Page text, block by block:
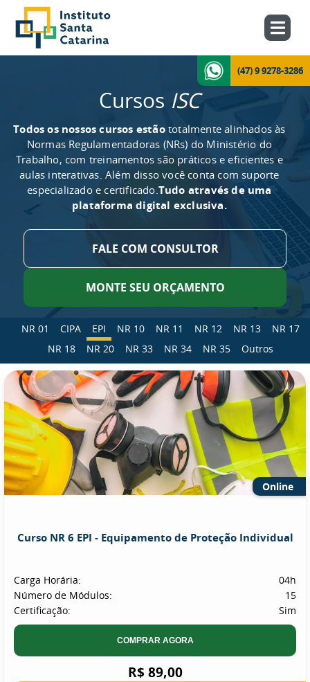
(47) 9 9278-3286
Cursos ISC
Todos os nossos cursos estãototalmente alinhados às
Normas Regulamentadoras (NRs) do Ministério do
Trabalho, com treinamentos são práticos e eficientes e
aulas interativas. Além disso você conta com suporte
especializado e certificado.Tudo através de uma
plataforma digital exclusiva.
FALE COM CONSULTOR
MONTE SEU ORÇAMENTO
NR 01 CIPA EPI NR 10 NR 11 NR 12 NR 13
NR 17
NR 18
NR 20 NR 33 NR 34 NR 35 Outros
Online
Curso NR 6 EPI - Equipamento de Proteção Individual
Carga Horária:
04h
Número de Módulos:
15
Certificação:
Sim
COMPRAR AGORA
R$ 89,00